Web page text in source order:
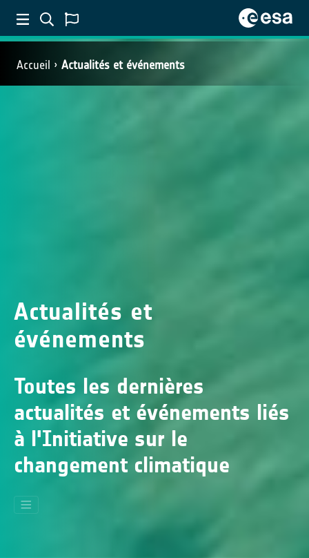
Accueil Actualités et événements
Actualités et
événements
Toutes les dernières
actualités et événements liés
à l'Initiative sur le
changement climatique